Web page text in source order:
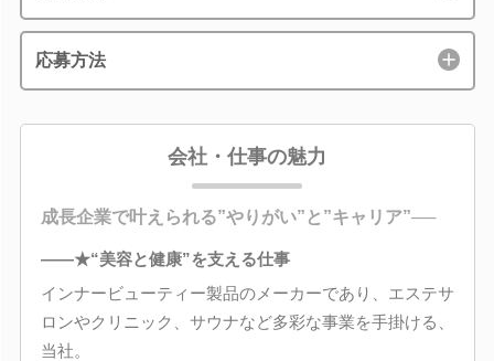
応募方法
会社・仕事の魅力
成長企業で叶えられる”やりがい”と”キャリア”──
――★“美容と健康”を支える仕事
インナービューティー製品のメーカーであり、エステサ
ロンやクリニック、サウナなど多彩な事業を手掛ける、
当社。